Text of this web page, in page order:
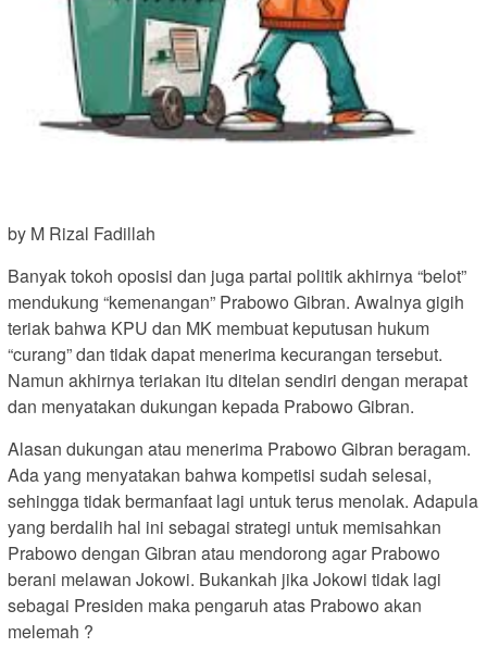
by M Rizal Fadillah
Banyak tokoh oposisi dan juga partai politik akhirnya “belot”
mendukung “kemenangan” Prabowo Gibran. Awalnya gigih
teriak bahwa KPU dan MK membuat keputusan hukum
“curang” dan tidak dapat menerima kecurangan tersebut.
Namun akhirnya teriakan itu ditelan sendiri dengan merapat
dan menyatakan dukungan kepada Prabowo Gibran.
Alasan dukungan atau menerima Prabowo Gibran beragam.
Ada yang menyatakan bahwa kompetisi sudah selesai,
sehingga tidak bermanfaat lagi untuk terus menolak. Adapula
yang berdalih hal ini sebagai strategi untuk memisahkan
Prabowo dengan Gibran atau mendorong agar Prabowo
berani melawan Jokowi. Bukankah jika Jokowi tidak lagi
sebagai Presiden maka pengaruh atas Prabowo akan
melemah ?